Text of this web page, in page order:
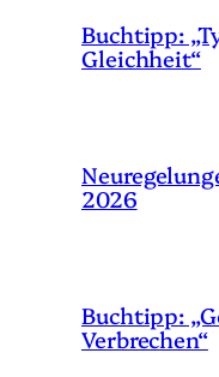
Buchtipp:
Gleichheit“
2026
Buchtipp:
Verbrechen“